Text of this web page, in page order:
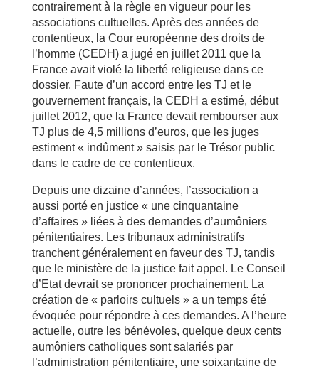
contrairement à la règle en vigueur pour les
associations cultuelles. Après des années de
contentieux, la Cour européenne des droits de
l’homme (CEDH) a jugé en juillet 2011 que la
France avait violé la liberté religieuse dans ce
dossier. Faute d’un accord entre les TJ et le
gouvernement français, la CEDH a estimé, début
juillet 2012, que la France devait rembourser aux
TJ plus de 4,5 millions d’euros, que les juges
estiment « indûment » saisis par le Trésor public
dans le cadre de ce contentieux.
Depuis une dizaine d’années, l’association a
aussi porté en justice « une cinquantaine
d’affaires » liées à des demandes d’aumôniers
pénitentiaires. Les tribunaux administratifs
tranchent généralement en faveur des TJ, tandis
que le ministère de la justice fait appel. Le Conseil
d’Etat devrait se prononcer prochainement. La
création de « parloirs cultuels » a un temps été
évoquée pour répondre à ces demandes. A l’heure
actuelle, outre les bénévoles, quelque deux cents
aumôniers catholiques sont salariés par
l’administration pénitentiaire, une soixantaine de